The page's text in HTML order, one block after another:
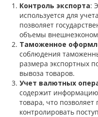
Контроль экспорта:
используется для
позволяет
объемы
Таможенное
соблюдения
размера экспортных
вывоза товаров.
Учет валютных
содержит информацию
товара, что
контролировать